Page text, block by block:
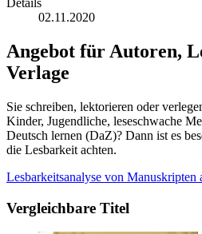
Details
02.11.2020
Angebot für Autoren,
Verlage
Sie schreiben, lektorieren oder
Kinder, Jugendliche, leseschwache
Deutsch lernen (DaZ)? Dann ist es
die Lesbarkeit achten.
Lesbarkeitsanalyse von Manuskripten
Vergleichbare Titel